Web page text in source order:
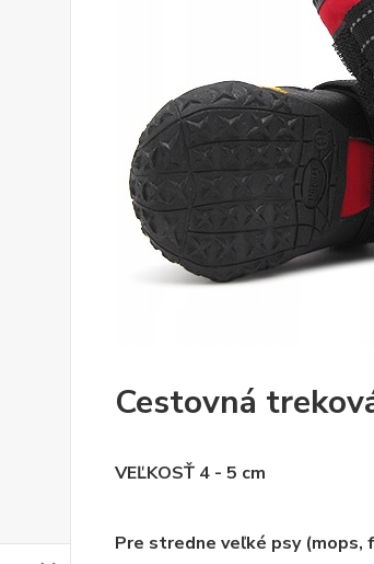
Cestovná
VEĽKOSŤ 4 - 5 cm
Pre stredne veľké psy (mops,